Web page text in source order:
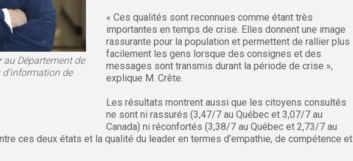
au Département de
de
« Ces qualités sont reconnues comme étant très
importantes en temps de crise. Elles donnent une image
rassurante pour la population et permettent de rallier plus
facilement les gens lorsque des consignes et des
messages sont transmis durant la période de crise »,
explique M. Crête.
Les résultats montrent aussi que les citoyens consultés
ne sont ni rassurés (3,47/7 au Québec et 3,07/7 au
Canada) ni réconfortés (3,38/7 au Québec et 2,73/7 au
ces deux états et la qualité du leader en termes d’empathie, de compétence et